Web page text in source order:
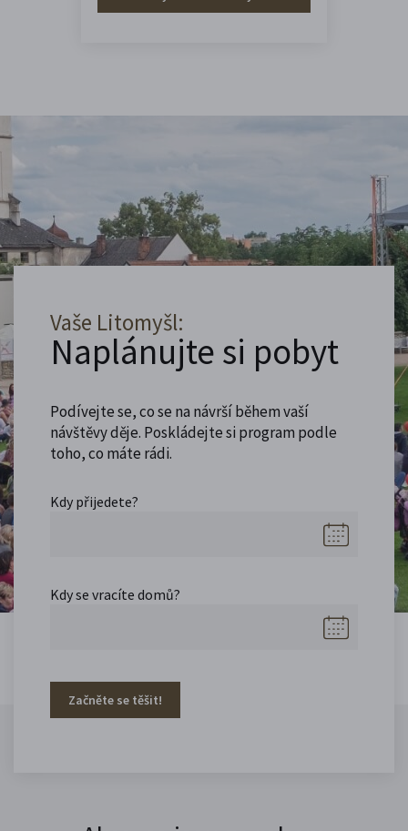
Vaše Litomyšl:
Naplánujte si pobyt
Podívejte se, co se na návrší během vaší
návštěvy děje. Poskládejte si program podle
toho, co máte rádi.
Kdy přijedete?
Kdy se vracíte domů?
Začněte se těšit!